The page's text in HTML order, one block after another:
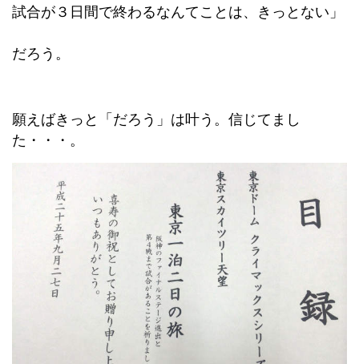
試合が３日間で終わるなんてことは、きっとない」
だろう。
願えばきっと「だろう」は叶う。信じてまし
た・・・。